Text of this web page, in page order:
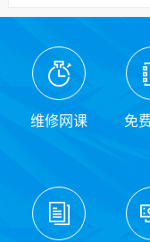
维修网课 免